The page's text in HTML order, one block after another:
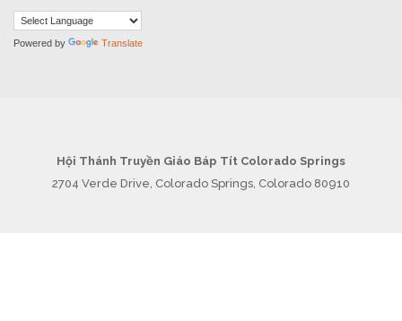
Powered by Translate
Hội Thánh Truyền Giáo Báp Tít Colorado Springs
2704 Verde Drive, Colorado Springs, Colorado 80910